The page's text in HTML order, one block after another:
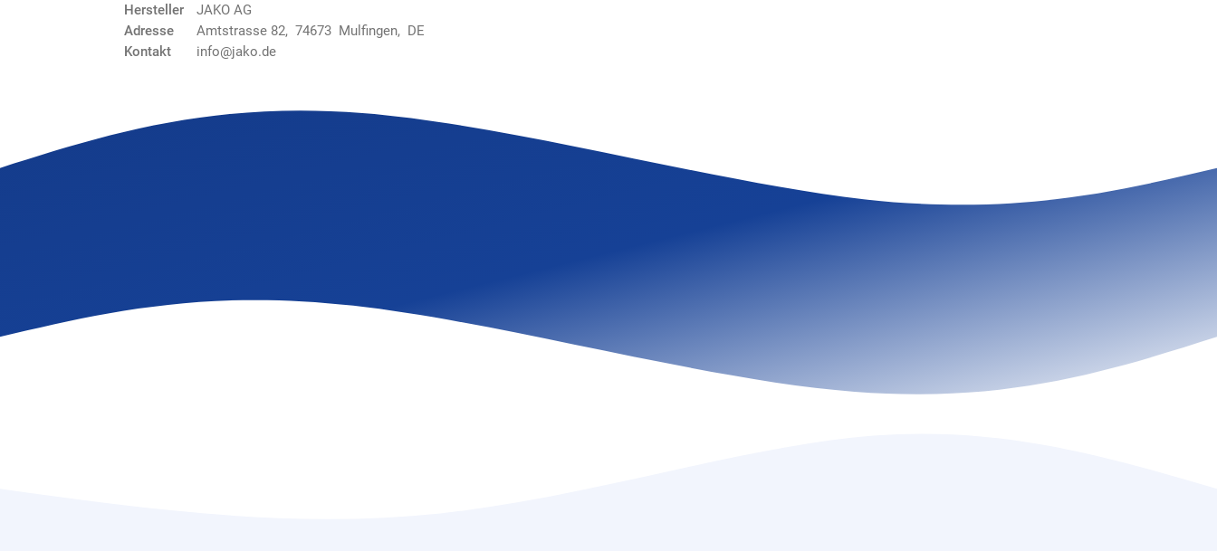
Hersteller
JAKO AG
Adresse
Amtstrasse 82, 74673 Mulfingen, DE
Kontakt
info@jako.de